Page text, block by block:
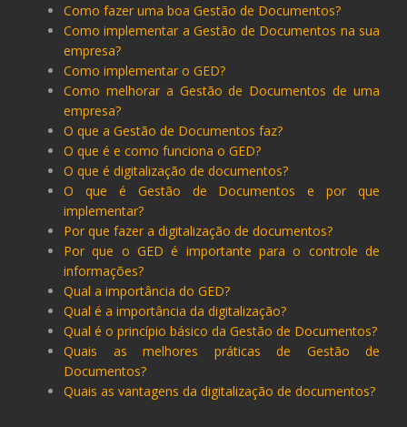
Como fazer uma boa Gestão de Documentos?
Como implementar a Gestão de Documentos na sua
empresa?
Como implementar o GED?
Como melhorar a Gestão de Documentos de uma
empresa?
O que a Gestão de Documentos faz?
O que é e como funciona o GED?
O que é digitalização de documentos?
O que é Gestão de Documentos e por que
implementar?
Por que fazer a digitalização de documentos?
Por que o GED é importante para o controle de
informações?
Qual a importância do GED?
Qual é a importância da digitalização?
Qual é o princípio básico da Gestão de Documentos?
Quais as melhores práticas de Gestão de
Documentos?
Quais as vantagens da digitalização de documentos?